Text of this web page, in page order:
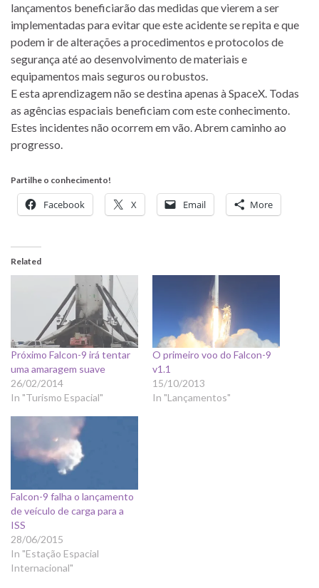
lançamentos beneficiarão das medidas que vierem a ser
implementadas para evitar que este acidente se repita e que
podem ir de alterações a procedimentos e protocolos de
segurança até ao desenvolvimento de materiais e
equipamentos mais seguros ou robustos.
E esta aprendizagem não se destina apenas à SpaceX. Todas
as agências espaciais beneficiam com este conhecimento.
Estes incidentes não ocorrem em vão. Abrem caminho ao
progresso.
Partilhe o conhecimento!
Facebook X Email More
Related
Próximo Falcon-9 irá tentar
uma amaragem suave
26/02/2014
In "Turismo Espacial"
O primeiro voo do Falcon-9
v1.1
15/10/2013
In "Lançamentos"
Falcon-9 falha o lançamento
de veículo de carga para a
ISS
28/06/2015
In "Estação Espacial
Internacional"